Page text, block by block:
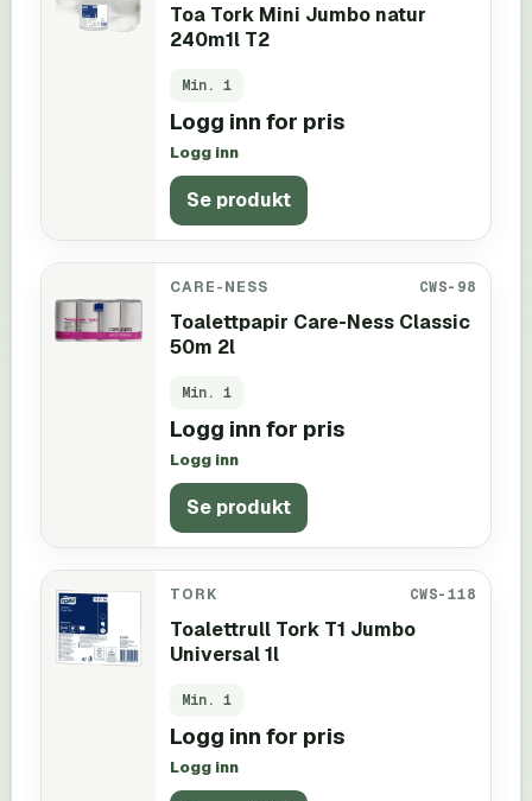
Toa Tork Mini Jumbo natur
240m1l T2
Min. 1
Logg inn for pris
Logg inn
Se produkt
CARE-NESS CWS-98
Toalettpapir Care-Ness Classic
50m 2l
Min. 1
Logg inn for pris
Logg inn
Se produkt
TORK CWS-118
Toalettrull Tork T1 Jumbo
Universal 1l
Min. 1
Logg inn for pris
Logg inn